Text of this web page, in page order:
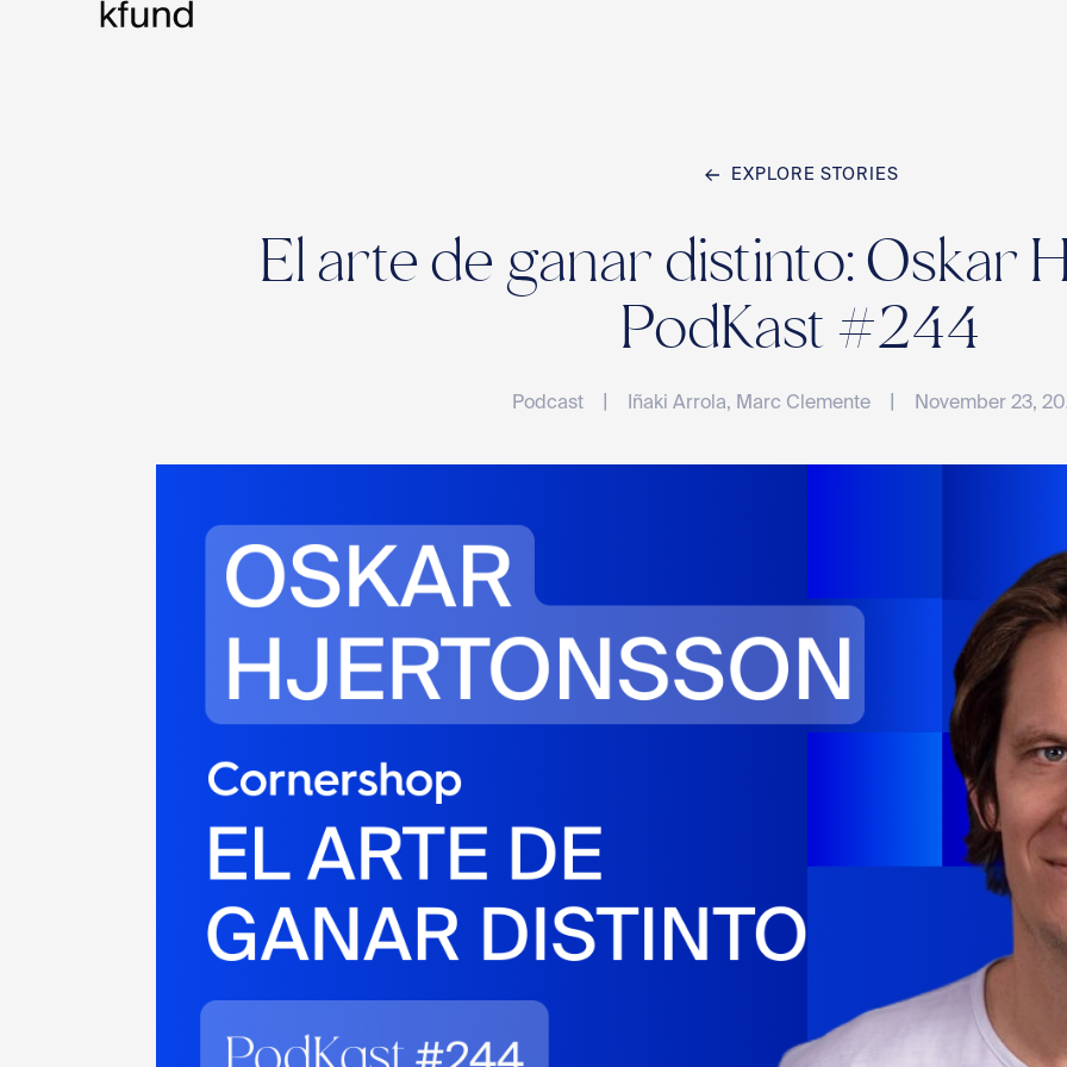
Home
Team
Stories
EXPLORE STORIES
El arte de ganar distinto: Oskar
PodKast #244
Podcast Iñaki Arrola, Marc Clemente November 23,